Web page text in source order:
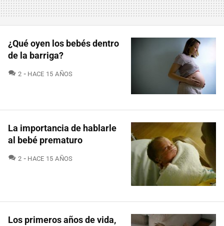
¿Qué oyen los bebés dentro
de la barriga?
2 COMENTARIOS
HACE 15 AÑOS
La importancia de hablarle
al bebé prematuro
2 COMENTARIOS
HACE 15 AÑOS
Los primeros años de vida,